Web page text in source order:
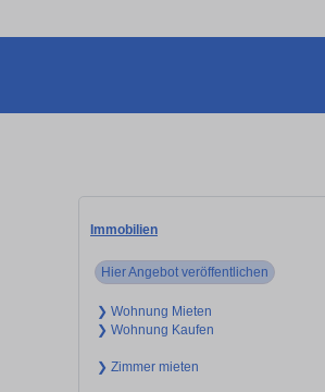
Immobilien
Hier Angebot veröffentlichen
❯ Wohnung Mieten
❯ Wohnung Kaufen
❯ Zimmer mieten